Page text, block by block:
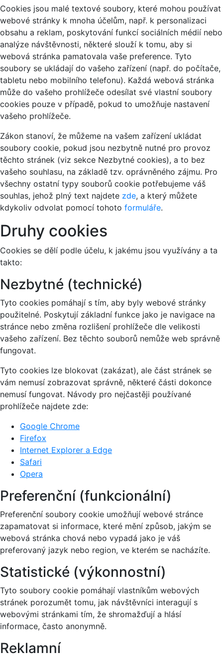
Cookies jsou malé textové soubory, které mohou používat
webové stránky k mnoha účelům, např. k personalizaci
obsahu a reklam, poskytování funkcí sociálních médií nebo
analýze návštěvnosti, některé slouží k tomu, aby si
webová stránka pamatovala vaše preference. Tyto
soubory se ukládají do vašeho zařízení (např. do počítače,
tabletu nebo mobilního telefonu). Každá webová stránka
může do vašeho prohlížeče odesílat své vlastní soubory
cookies pouze v případě, pokud to umožňuje nastavení
vašeho prohlížeče.
Zákon stanoví, že můžeme na vašem zařízení ukládat
soubory cookie, pokud jsou nezbytně nutné pro provoz
těchto stránek (viz sekce Nezbytné cookies), a to bez
vašeho souhlasu, na základě tzv. oprávněného zájmu. Pro
všechny ostatní typy souborů cookie potřebujeme váš
souhlas, jehož plný text najdete zde, a který můžete
kdykoliv odvolat pomocí tohoto formuláře.
Druhy cookies
Cookies se dělí podle účelu, k jakému jsou využívány a ta
takto:
Nezbytné (technické)
Tyto cookies pomáhají s tím, aby byly webové stránky
použitelné. Poskytují základní funkce jako je navigace na
stránce nebo změna rozlišení prohlížeče dle velikosti
vašeho zařízení. Bez těchto souborů nemůže web správně
fungovat.
Tyto cookies lze blokovat (zakázat), ale část stránek se
vám nemusí zobrazovat správně, některé části dokonce
nemusí fungovat. Návody pro nejčastěji používané
prohlížeče najdete zde:
Google Chrome
Firefox
Internet Explorer a Edge
Safari
Opera
Preferenční (funkcionální)
Preferenční soubory cookie umožňují webové stránce
zapamatovat si informace, které mění způsob, jakým se
webová stránka chová nebo vypadá jako je váš
preferovaný jazyk nebo region, ve kterém se nacházíte.
Statistické (výkonnostní)
Tyto soubory cookie pomáhají vlastníkům webových
stránek porozumět tomu, jak návštěvníci interagují s
webovými stránkami tím, že shromažďují a hlásí
informace, často anonymně.
Reklamní